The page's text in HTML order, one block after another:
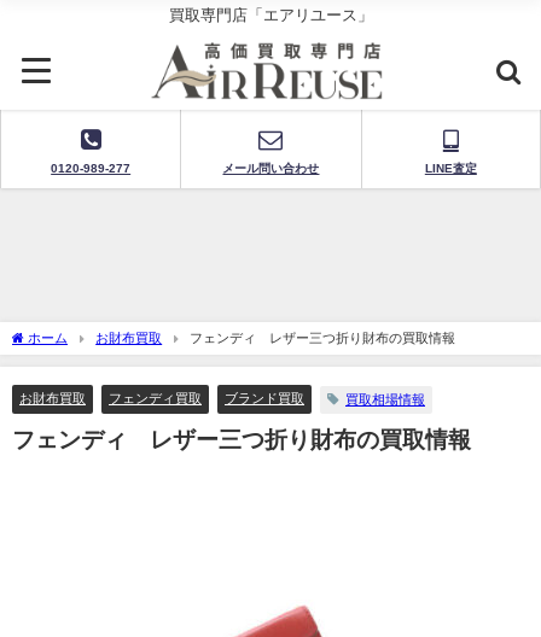
買取専門店「エアリユース」
0120-989-277 メール問い合わせ LINE査定
ホーム お財布買取 フェンディ レザー三つ折り財布の買取情報
お財布買取 フェンディ買取 ブランド買取 買取相場情報
フェンディ レザー三つ折り財布の買取情報